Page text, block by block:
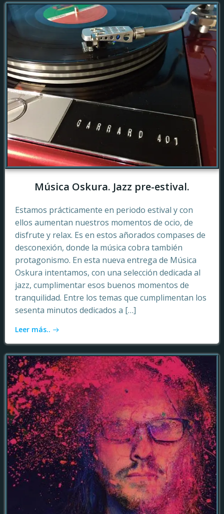
Música Oskura. Jazz pre-estival.
Estamos prácticamente en periodo estival y con
ellos aumentan nuestros momentos de ocio, de
disfrute y relax. Es en estos añorados compases de
desconexión, donde la música cobra también
protagonismo. En esta nueva entrega de Música
Oskura intentamos, con una selección dedicada al
jazz, cumplimentar esos buenos momentos de
tranquilidad. Entre los temas que cumplimentan los
sesenta minutos dedicados a […]
Leer más..